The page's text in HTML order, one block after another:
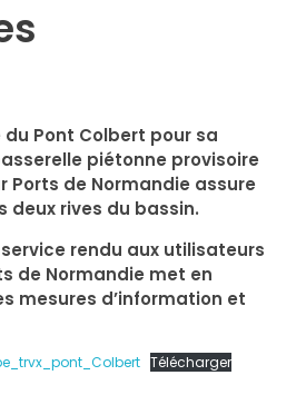
Pont Colbert pour sa
piétonne provisoire
Ports de Normandie assure
deux rives du bassin.
rendu aux utilisateurs
de Normandie met en
mesures d’information et
Télécharger